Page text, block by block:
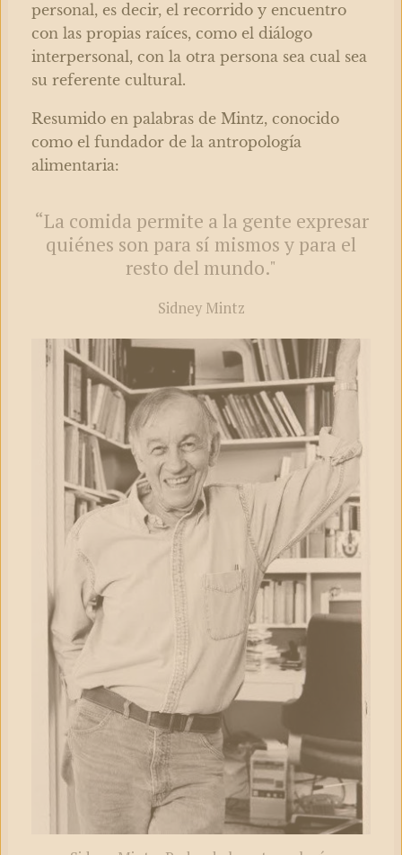
personal, es decir, el recorrido y encuentro
con las propias raíces, como el diálogo
interpersonal, con la otra persona sea cual sea
su referente cultural.
Resumido en palabras de Mintz, conocido
como el fundador de la antropología
alimentaria:
“La comida permite a la gente expresar
quiénes son para sí mismos y para el
resto del mundo."
Sidney Mintz